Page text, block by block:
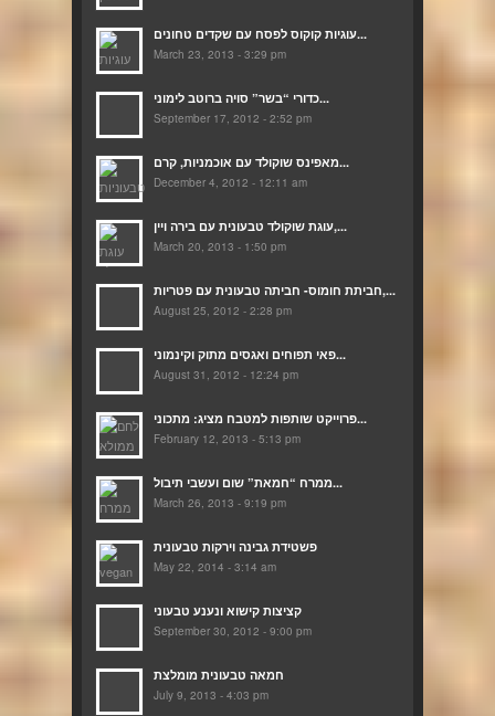
עוגיות קוקוס לפסח עם שקדים טחונים...
March 23, 2013 - 3:29 pm
כדורי “בשר” סויה ברוטב לימוני...
September 17, 2012 - 2:52 pm
מאפינס שוקולד עם אוכמניות, קרם...
December 4, 2012 - 12:11 am
עוגת שוקולד טבעונית עם בירה ויין,...
March 20, 2013 - 1:50 pm
חביתת חומוס- חביתה טבעונית עם פטריות,...
August 25, 2012 - 2:28 pm
פאי תפוחים ואגסים מתוק וקינמוני...
August 31, 2012 - 12:24 pm
פרוייקט שותפות למטבח מציג: מתכוני...
February 12, 2013 - 5:13 pm
ממרח “חמאת” שום ועשבי תיבול...
March 26, 2013 - 9:19 pm
פשטידת גבינה וירקות טבעונית
May 22, 2014 - 3:14 am
קציצות קישוא ונענע טבעוני
September 30, 2012 - 9:00 pm
חמאה טבעונית מומלצת
July 9, 2013 - 4:03 pm